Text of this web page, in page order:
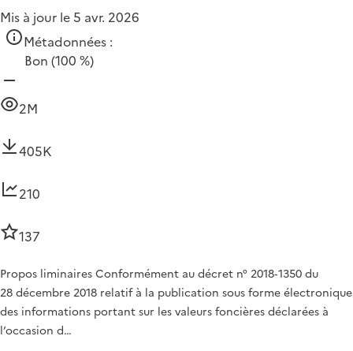
Mis à jour le 5 avr. 2026
Métadonnées :
Bon (100 %)
2M
405K
210
137
Propos liminaires Conformément au décret n° 2018‑1350 du
28 décembre 2018 relatif à la publication sous forme électronique
des informations portant sur les valeurs foncières déclarées à
l’occasion d…